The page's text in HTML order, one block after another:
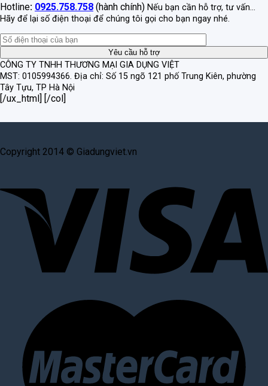
Hotline: 0925.758.758 (hành chính) Nếu bạn cần hỗ trợ, tư vấn...
Hãy để lại số điện thoại để chúng tôi gọi cho bạn ngay nhé.
CÔNG TY TNHH THƯƠNG MẠI GIA DỤNG VIỆT
MST: 0105994366. Địa chỉ: Số 15 ngõ 121 phố Trung Kiên, phường
Tây Tựu, TP Hà Nội
[/ux_html] [/col]
Copyright 2014 © Giadungviet.vn